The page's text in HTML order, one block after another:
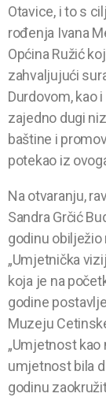
Otavice, i to s
rođenja Ivana
Općina Ružić
zahvaljujući
Durdovom, kao
zajedno dugi
baštine i
potekao iz
Na otvaranju,
Sandra Grčić
godinu
„Umjetnička
koja je na
godine
Muzeju
„Umjetnost kao
umjetnost bila
godinu